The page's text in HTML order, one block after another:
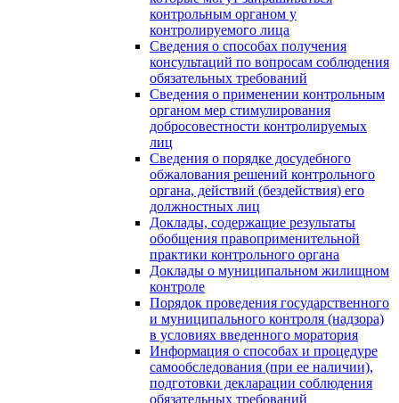
контрольным органом у
контролируемого лица
Сведения о способах получения
консультаций по вопросам соблюдения
обязательных требований
Сведения о применении контрольным
органом мер стимулирования
добросовестности контролируемых
лиц
Сведения о порядке досудебного
обжалования решений контрольного
органа, действий (бездействия) его
должностных лиц
Доклады, содержащие результаты
обобщения правоприменительной
практики контрольного органа
Доклады о муниципальном жилищном
контроле
Порядок проведения государственного
и муниципального контроля (надзора)
в условиях введенного моратория
Информация о способах и процедуре
самообследования (при ее наличии),
подготовки декларации соблюдения
обязательных требований